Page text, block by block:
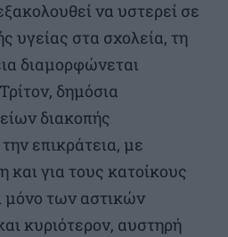
να υστερεί σε
υγείας στα σχολεία, τη
διαμορφώνεται
δημόσια
διακοπής
επικράτεια, με
και για τους κατοίκους
μόνο των αστικών
κυριότερον, αυστηρή